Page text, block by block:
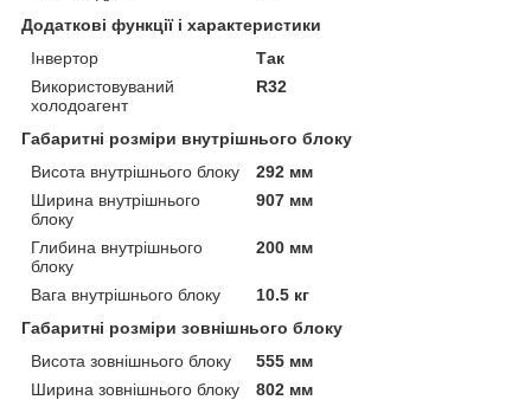
Додаткові функції і характеристики
Інвертор
Так
Використовуваний
холодоагент
R32
Габаритні розміри внутрішнього блоку
Висота внутрішнього блоку
292 мм
Ширина внутрішнього
блоку
907 мм
Глибина внутрішнього
блоку
200 мм
Вага внутрішнього блоку
10.5 кг
Габаритні розміри зовнішнього блоку
Висота зовнішнього блоку
555 мм
Ширина зовнішнього блоку
802 мм